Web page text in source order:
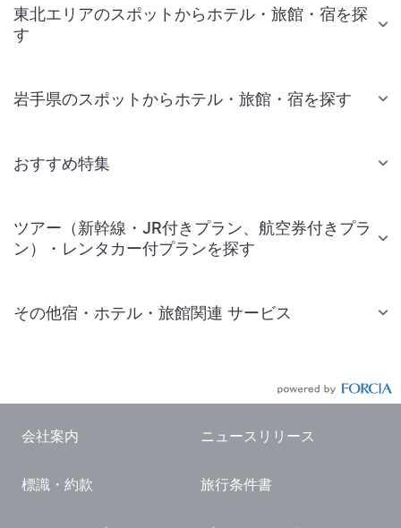
東北エリアのスポットからホテル・旅館・宿を探
す
岩手県のスポットからホテル・旅館・宿を探す
おすすめ特集
ツアー（新幹線・JR付きプラン、航空券付きプラ
ン）・レンタカー付プランを探す
その他宿・ホテル・旅館関連 サービス
国内観光ガイド
会社案内 ニュースリリース
標識・約款 旅行条件書